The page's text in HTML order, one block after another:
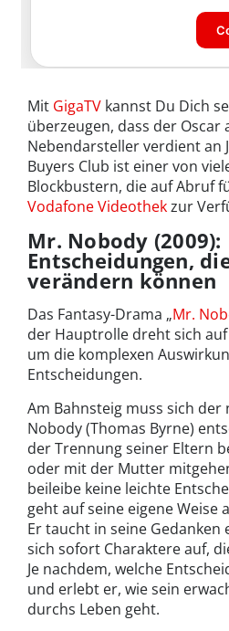
Mit GigaTV kannst Du Dich
überzeugen, dass der Oscar
Nebendarsteller verdient an
Buyers Club ist einer von
Blockbustern, die auf Abruf
Vodafone Videothekzur
Mr. Nobody (2009):
Entscheidungen,
verändern können
Das Fantasy-Drama „Mr.
der Hauptrolle dreht sich
um die komplexen
Entscheidungen.
Am Bahnsteig muss sich der
Nobody (Thomas Byrne)
der Trennung seiner Eltern
oder mit der Mutter
beileibe keine leichte
geht auf seine eigene Weise
Er taucht in seine
sich sofort Charaktere auf,
Je nachdem, welche
und erlebt er, wie sein
durchs Leben geht.